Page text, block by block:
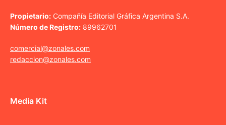
Propietario: Compañía Editorial Gráfica Argentina S.A.
Número de Registro: 89962701
comercial@zonales.com
redaccion@zonales.com
Media Kit